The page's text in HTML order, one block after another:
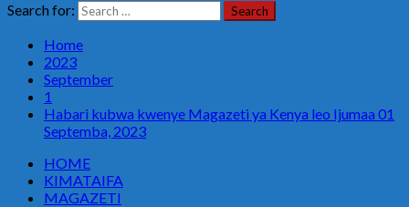
Search for:
Home
2023
September
1
Habari kubwa kwenye Magazeti ya Kenya leo Ijumaa 01
Septemba, 2023
HOME
KIMATAIFA
MAGAZETI